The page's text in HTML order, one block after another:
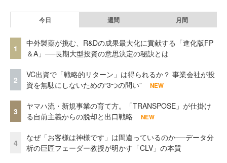
今日 週間 月間
1
中外製薬が挑む、R&Dの成果最大化に貢献する「進化版FP
＆A」──長期大型投資の意思決定の秘訣とは
2
VC出資で「戦略的リターン」は得られるか？ 事業会社が投
資を無駄にしないための“3つの問い”
NEW
3
ヤマハ流・新規事業の育て方。「TRANSPOSE」が仕掛け
る自前主義からの脱却と出口戦略
NEW
4
なぜ「お客様は神様です」は間違っているのか──データ分
析の巨匠フェーダー教授が明かす「CLV」の本質